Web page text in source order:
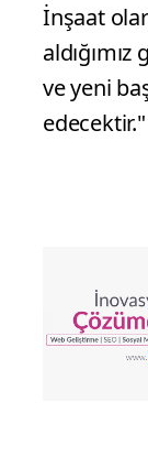
İnşaat
ve yeni